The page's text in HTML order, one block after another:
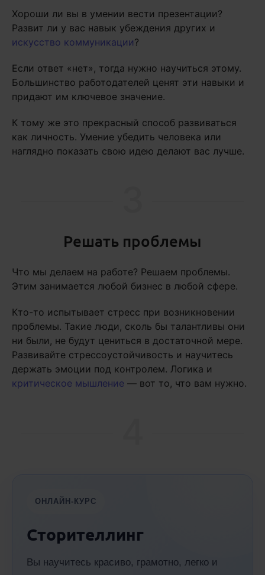
Хороши ли вы в умении вести презентации?
Развит ли у вас навык убеждения других и
искусство коммуникации?
Если ответ «нет», тогда нужно научиться этому.
Большинство работодателей ценят эти навыки и
придают им ключевое значение.
К тому же это прекрасный способ развиваться
как личность. Умение убедить человека или
наглядно показать свою идею делают вас лучше.
Решать проблемы
Что мы делаем на работе? Решаем проблемы.
Этим занимается любой бизнес в любой сфере.
Кто-то испытывает стресс при возникновении
проблемы. Такие люди, сколь бы талантливы они
ни были, не будут цениться в достаточной мере.
Развивайте стрессоустойчивость и научитесь
держать эмоции под контролем. Логика и
критическое мышление — вот то, что вам нужно.
ОНЛАЙН-КУРС
Сторителлинг
Вы научитесь красиво, грамотно, легко и